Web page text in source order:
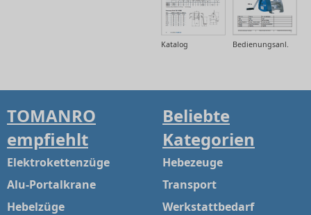
Bedienungsanl.
Katalog
TOMANRO
empfiehlt
Elektrokettenzüge
Alu-Portalkrane
Hebelzüge
Beliebte
Kategorien
Hebezeuge
Transport
Werkstattbedarf